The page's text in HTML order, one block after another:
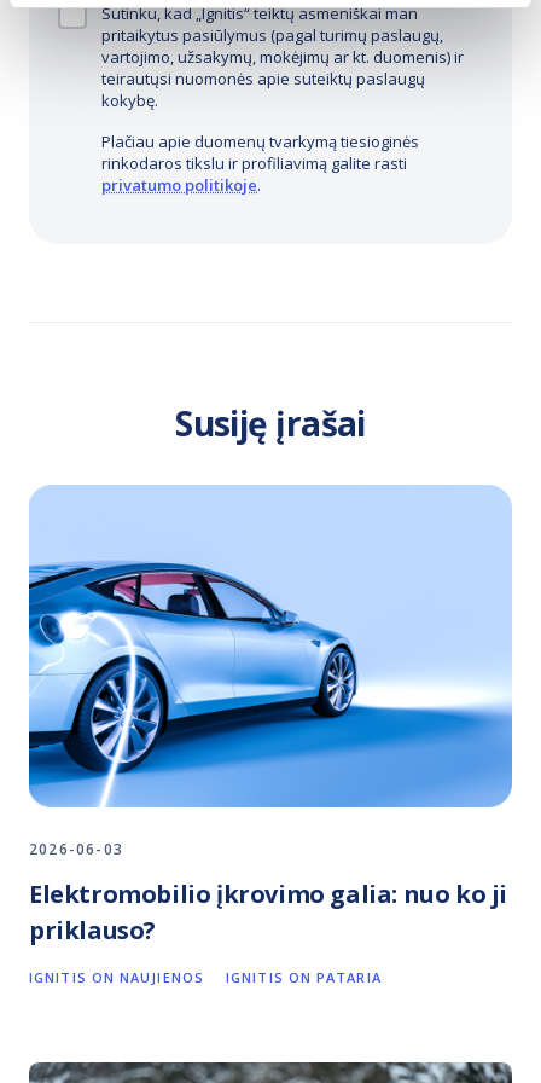
Sutinku, kad „Ignitis“ teiktų asmeniškai man
pritaikytus pasiūlymus (pagal turimų paslaugų,
vartojimo, užsakymų, mokėjimų ar kt. duomenis) ir
teirautųsi nuomonės apie suteiktų paslaugų
kokybę.
Plačiau apie duomenų tvarkymą tiesioginės
rinkodaros tikslu ir profiliavimą galite rasti
privatumo politikoje.
Susiję įrašai
2026-06-03
Elektromobilio įkrovimo galia: nuo ko ji
priklauso?
IGNITIS ON NAUJIENOS IGNITIS ON PATARIA